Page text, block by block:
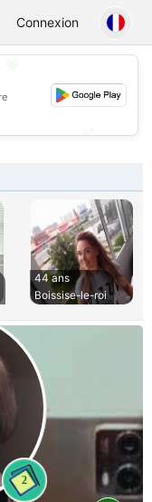
Connexion
44 ans
Boissise-le-roi
2